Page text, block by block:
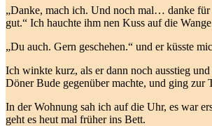
„Danke, mach ich. Und noch mal… danke für
gut.“ Ich hauchte ihm nen Kuss auf die
„Du auch. Gern geschehen.“ und er küsste
Ich winkte kurz, als er dann noch ausstieg
Döner Bude gegenüber machte, und ging zur
In der Wohnung sah ich auf die Uhr, es war
geht es heut mal früher ins Bett.